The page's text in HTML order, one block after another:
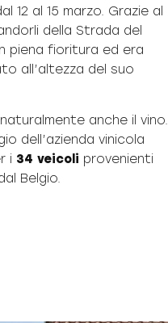
12 al 15 marzo. Grazie al
della Strada del
piena fioritura ed era
all’altezza del suo
anche il vino.
dell’azienda vinicola
i 34 veicoli provenienti
Belgio.